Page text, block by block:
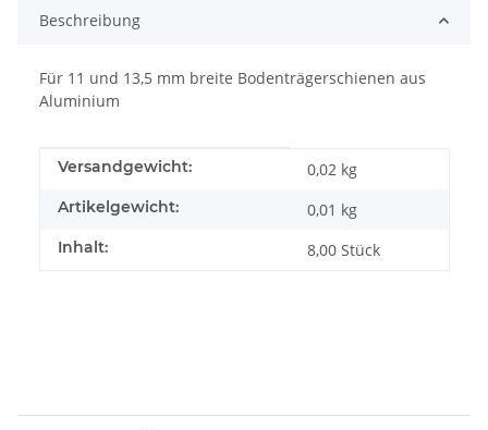
Beschreibung
Für 11 und 13,5 mm breite Bodenträgerschienen aus
Aluminium
Produkteigenschaft
Wert
Versandgewicht: 0,02 kg
Artikelgewicht: 0,01 kg
Inhalt: 8,00 Stück